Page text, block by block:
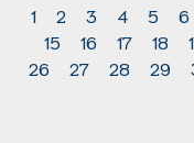
1 2 3 4 5 6
15
16 17 18
26
27 28 29